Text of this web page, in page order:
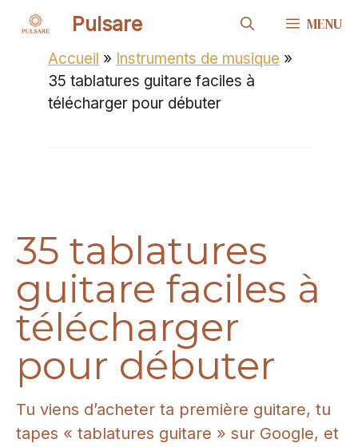
contenu
Pulsare MENU
Accueil » Instruments de musique »
35 tablatures guitare faciles à
télécharger pour débuter
35 tablatures
guitare faciles à
télécharger
pour débuter
Tu viens d’acheter ta première guitare, tu
tapes « tablatures guitare » sur Google, et